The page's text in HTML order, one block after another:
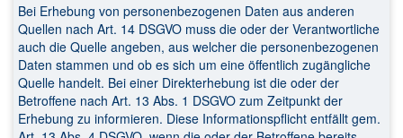
Bei Erhebung von personenbezogenen Daten aus anderen
Quellen nach Art. 14 DSGVO muss die oder der Verantwortliche
auch die Quelle angeben, aus welcher die personenbezogenen
Daten stammen und ob es sich um eine öffentlich zugängliche
Quelle handelt. Bei einer Direkterhebung ist die oder der
Betroffene nach Art. 13 Abs. 1 DSGVO zum Zeitpunkt der
Erhebung zu informieren. Diese Informationspflicht entfällt gem.